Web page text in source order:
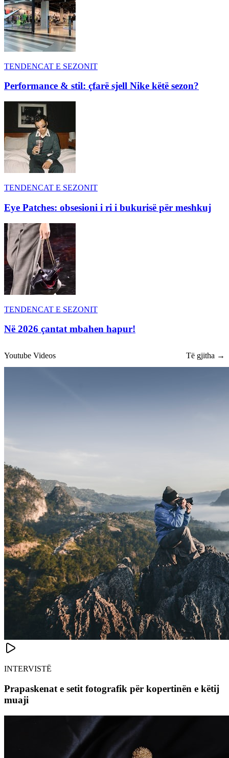
TENDENCAT E SEZONIT
Performance & stil: çfarë sjell Nike këtë sezon?
TENDENCAT E SEZONIT
Eye Patches: obsesioni i ri i bukurisë për meshkuj
TENDENCAT E SEZONIT
Në 2026 çantat mbahen hapur!
Youtube Videos Të gjitha →
INTERVISTË
Prapaskenat e setit fotografik për kopertinën e këtij
muaji